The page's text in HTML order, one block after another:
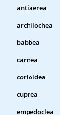
antiaerea
archilochea
babbea
carnea
corioidea
cuprea
empedoclea